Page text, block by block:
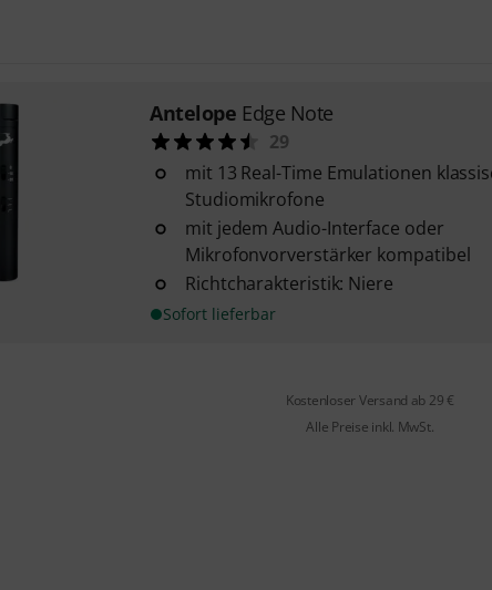
Antelope Edge Note
29
mit 13 Real-Time Emulationen
Studiomikrofone
mit jedem Audio-Interface oder
Mikrofonvorverstärker kompatibel
Richtcharakteristik: Niere
Sofort lieferbar
Kostenloser Versand ab 29 €
Alle Preise inkl. MwSt.